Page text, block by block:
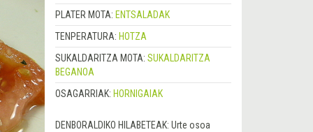
PLATER MOTA: ENTSALADAK
TENPERATURA: HOTZA
SUKALDARITZA MOTA: SUKALDARITZA
BEGANOA
OSAGARRIAK: HORNIGAIAK
DENBORALDIKO HILABETEAK: Urte osoa